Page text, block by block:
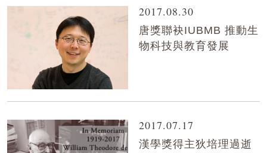
2017.08.30
唐獎聯袂IUBMB 推動生
物科技與教育發展
2017.07.17
漢學獎得主狄培理過逝